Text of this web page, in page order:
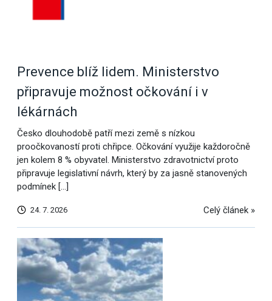
Prevence blíž lidem. Ministerstvo
připravuje možnost očkování i v
lékárnách
Česko dlouhodobě patří mezi země s nízkou
proočkovaností proti chřipce. Očkování využije každoročně
jen kolem 8 % obyvatel. Ministerstvo zdravotnictví proto
připravuje legislativní návrh, který by za jasně stanovených
podmínek […]
24. 7. 2026 Celý článek »